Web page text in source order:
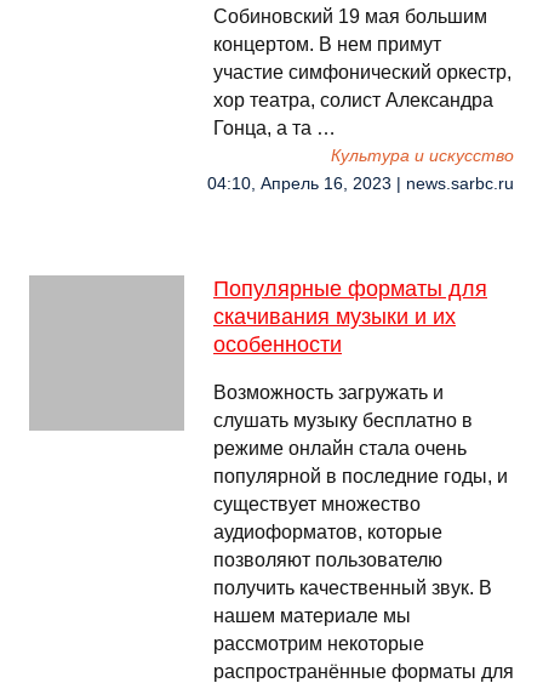
Собиновский 19 мая большим
концертом. В нем примут
участие симфонический оркестр,
хор театра, солист Александра
Гонца, а та …
Культура и искусство
04:10, Апрель 16, 2023 | news.sarbc.ru
Популярные форматы для
скачивания музыки и их
особенности
Возможность загружать и
слушать музыку бесплатно в
режиме онлайн стала очень
популярной в последние годы, и
существует множество
аудиоформатов, которые
позволяют пользователю
получить качественный звук. В
нашем материале мы
рассмотрим некоторые
распространённые форматы для